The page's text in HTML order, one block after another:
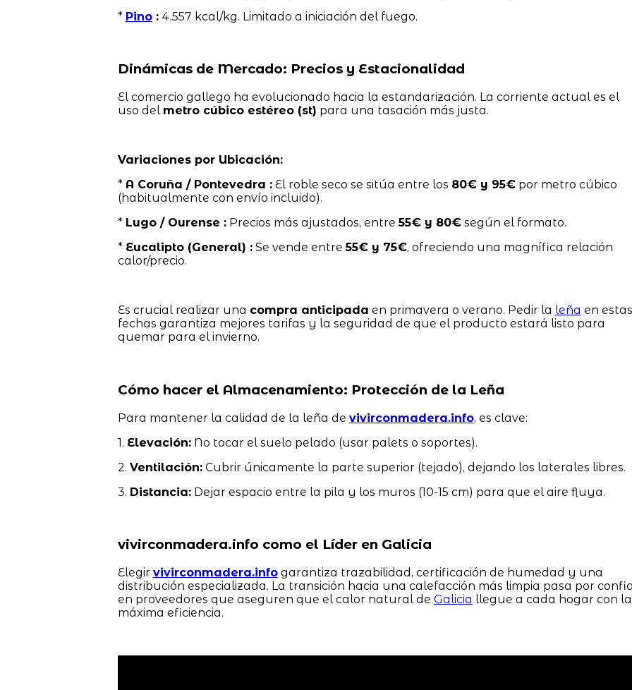
* Pino:4.557 kcal/kg. Limitado a iniciación del fuego.
Dinámicas de Mercado: Precios y Estacionalidad
El comercio gallego ha evolucionado hacia la estandarización. La corriente actual es el
uso del metro cúbico estéreo (st) para una tasación más justa.
Variaciones por Ubicación:
* A Coruña / Pontevedra :El roble seco se sitúa entre los 80€ y 95€por metro cúbico
(habitualmente con envío incluido).
* Lugo / Ourense :Precios más ajustados, entre55€ y 80€según el formato.
* Eucalipto (General) :Se vende entre55€ y 75€, ofreciendo una magnífica relación
calor/precio.
Es crucial realizar una compra anticipada en primavera o verano. Pedir la leña en estas
fechas garantiza mejores tarifas y la seguridad de que el producto estará listo para
quemar para el invierno.
Cómo hacer el Almacenamiento: Protección de la Leña
Para mantener la calidad de la leña de vivirconmadera.info, es clave:
1. Elevación:No tocar el suelo pelado (usar palets o soportes).
2. Ventilación:Cubrir únicamente la parte superior (tejado), dejando los laterales libres.
3. Distancia:Dejar espacio entre la pila y los muros (10-15 cm) para que el aire fluya.
vivirconmadera.info como el Líder en Galicia
Elegir vivirconmadera.infogarantiza trazabilidad, certificación de humedad y una
distribución especializada. La transición hacia una calefacción más limpia pasa por
en proveedores que aseguren que el calor natural de Galicia llegue a cada hogar con la
máxima eficiencia.